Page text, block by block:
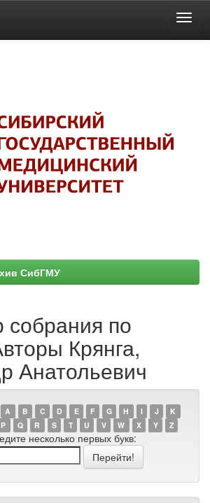
СибГМУ
собрания по
Крянга,
Анатольевич
A B C D E F G H I J
K
P Q R S T U V W X Y Z
несколько первых букв: